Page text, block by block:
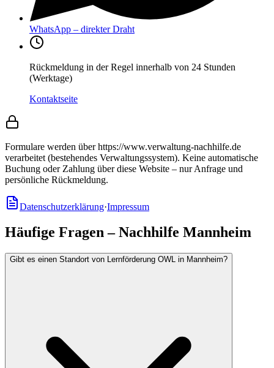
WhatsApp – direkter Draht
Rückmeldung in der Regel innerhalb von 24 Stunden
(Werktage)
Kontaktseite
Formulare werden über https://www.verwaltung-nachhilfe.de
verarbeitet (bestehendes Verwaltungssystem). Keine automatische
Buchung oder Zahlung über diese Website – nur Anfrage und
persönliche Rückmeldung.
Datenschutzerklärung·Impressum
Häufige Fragen – Nachhilfe Mannheim
Gibt es einen Standort von Lernförderung OWL in Mannheim?